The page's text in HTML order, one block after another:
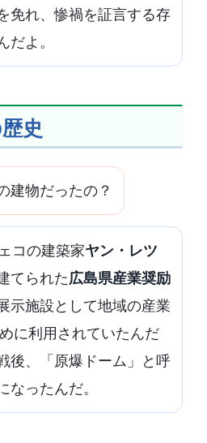
免れ、惨禍を証言する存
だよ。
史
建物だったの？
コの建築家ヤン・レツ
てられた広島県産業奨励
示施設として地域の産業
に利用されていたんだ
後、「原爆ドーム」と呼
なったんだ。